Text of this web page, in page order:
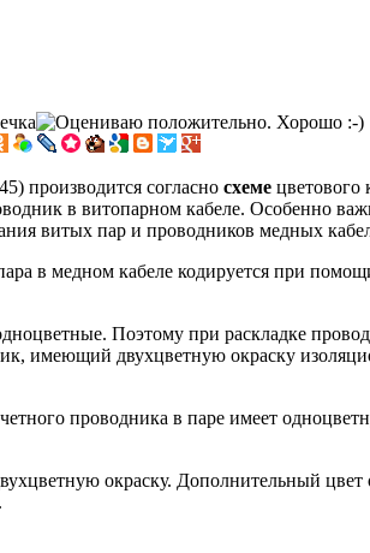
производится согласно схеме цветового
в витопарном кабеле. Особенно
витых пар и проводников медных
в медном кабеле кодируется при
Поэтому при раскладке
имеющий двухцветную окраску
проводника в паре имеет
окраску. Дополнительный цвет